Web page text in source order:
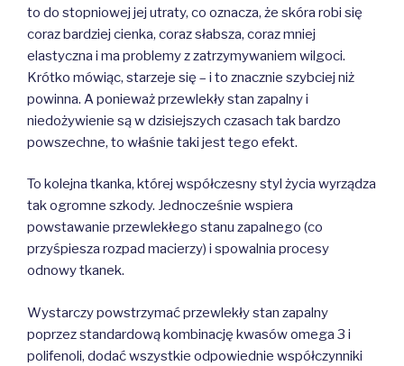
to do stopniowej jej utraty, co oznacza, że skóra robi się
coraz bardziej cienka, coraz słabsza, coraz mniej
elastyczna i ma problemy z zatrzymywaniem wilgoci.
Krótko mówiąc, starzeje się – i to znacznie szybciej niż
powinna. A ponieważ przewlekły stan zapalny i
niedożywienie są w dzisiejszych czasach tak bardzo
powszechne, to właśnie taki jest tego efekt.
To kolejna tkanka, której współczesny styl życia wyrządza
tak ogromne szkody. Jednocześnie wspiera
powstawanie przewlekłego stanu zapalnego (co
przyśpiesza rozpad macierzy) i spowalnia procesy
odnowy tkanek.
Wystarczy powstrzymać przewlekły stan zapalny
poprzez standardową kombinację kwasów omega 3 i
polifenoli, dodać wszystkie odpowiednie współczynniki